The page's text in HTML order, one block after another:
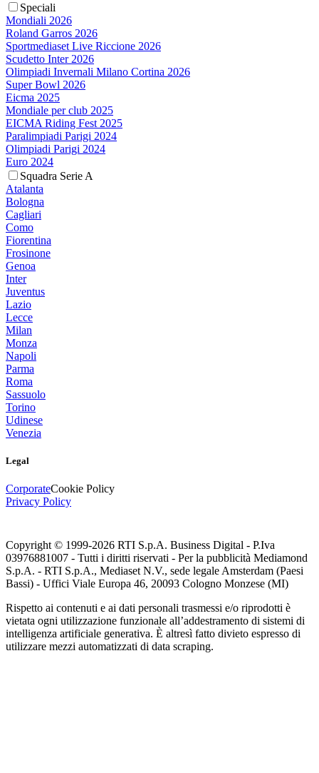
Speciali
Mondiali 2026
Roland Garros 2026
Sportmediaset Live Riccione 2026
Scudetto Inter 2026
Olimpiadi Invernali Milano Cortina 2026
Super Bowl 2026
Eicma 2025
Mondiale per club 2025
EICMA Riding Fest 2025
Paralimpiadi Parigi 2024
Olimpiadi Parigi 2024
Euro 2024
Squadra Serie A
Atalanta
Bologna
Cagliari
Como
Fiorentina
Frosinone
Genoa
Inter
Juventus
Lazio
Lecce
Milan
Monza
Napoli
Parma
Roma
Sassuolo
Torino
Udinese
Venezia
Legal
CorporateCookie Policy
Privacy Policy
Copyright © 1999-2026 RTI S.p.A. Business Digital - P.Iva
03976881007 - Tutti i diritti riservati - Per la pubblicità Mediamond
S.p.A. - RTI S.p.A., Mediaset N.V., sede legale Amsterdam (Paesi
Bassi) - Uffici Viale Europa 46, 20093 Cologno Monzese (MI)
Rispetto ai contenuti e ai dati personali trasmessi e/o riprodotti è
vietata ogni utilizzazione funzionale all’addestramento di sistemi di
intelligenza artificiale generativa. È altresì fatto divieto espresso di
utilizzare mezzi automatizzati di data scraping.